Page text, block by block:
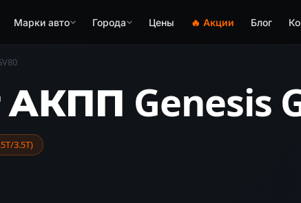
Марки авто Города Цены 🔥 Акции Блог
Genesis
3.5T)